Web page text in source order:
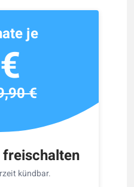
kündbar.
je
€